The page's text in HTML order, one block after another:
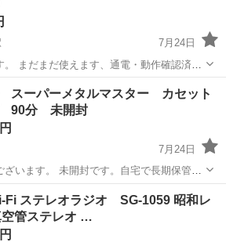
7月24日
済で
所までお届けも可能です、詳しくはご相
オーディオ
スーパーメタルマスター カセット
90分 未開封
7月24日
ざいます。 未開封です。自宅で長期保管し
保証は致しかねますので予めご了承くだ
ムノーリターンでお願いします。 お問い合
カセットテープ
Fi ステレオラジオ SG-1059 昭和レ
空管ステレオ …